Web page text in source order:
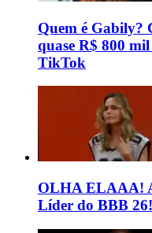
Quem é Gabily?
quase R$ 800
TikTok
OLHA ELAAA!
Líder do BBB 26!